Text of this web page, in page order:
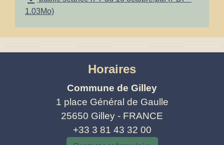
1.03Mo)
Horaires
Commune de Gilley
1 place Général de Gaulle
25650 Gilley - FRANCE
+33 3 81 43 32 00